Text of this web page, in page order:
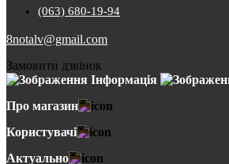
(063) 680-19-94
8notalv@gmail.com
Замовити дзвінок
Інформація
Про магазин
Користувачі
Актуально